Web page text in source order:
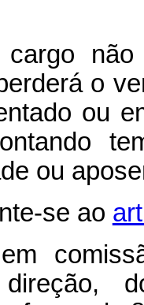
o
ou
ou
se ao
em